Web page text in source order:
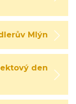
Mlýn
den